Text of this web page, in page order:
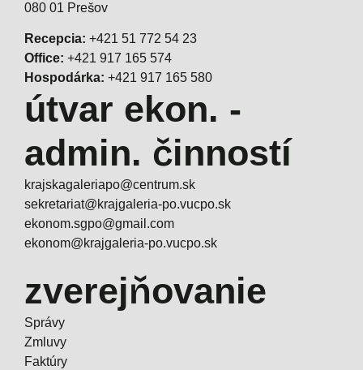
080 01 Prešov
Recepcia: +421 51 772 54 23
Office: +421 917 165 574
Hospodárka: +421 917 165 580
útvar ekon. -
admin. činností
krajskagaleriapo@centrum.sk
sekretariat@krajgaleria-po.vucpo.sk
ekonom.sgpo@gmail.com
ekonom@krajgaleria-po.vucpo.sk
zverejňovanie
Správy
Zmluvy
Faktúry